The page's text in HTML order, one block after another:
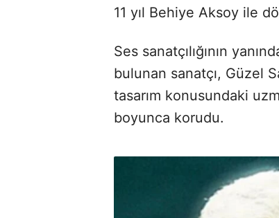
11 yıl Behiye Aksoy ile
Ses sanatçılığının
bulunan sanatçı, Güzel
tasarım konusundaki
boyunca korudu.